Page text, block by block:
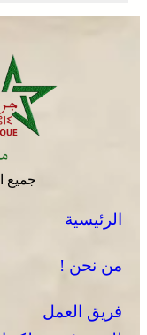
جميع
الرئيسية
من نحن !
فريق العمل